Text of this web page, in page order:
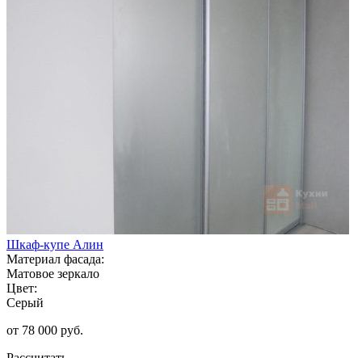
Шкаф-купе Алин
Материал фасада:
Матовое зеркало
Цвет:
Серый
от 78 000 руб.